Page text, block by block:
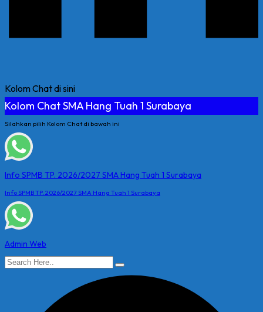
Kolom Chat di sini
Kolom Chat SMA Hang Tuah 1 Surabaya
Silahkan pilih Kolom Chat di bawah ini
Info SPMB TP. 2026/2027 SMA Hang Tuah 1 Surabaya
Info SPMB TP. 2026/2027 SMA Hang Tuah 1 Surabaya
Admin Web